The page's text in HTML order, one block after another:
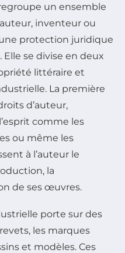
un ensemble
inventeur ou
protection juridique
Elle se divise en deux
littéraire et
La première
d’auteur,
comme les
ou même les
à l’auteur le
la
de ses œuvres.
porte sur des
les marques
et modèles. Ces